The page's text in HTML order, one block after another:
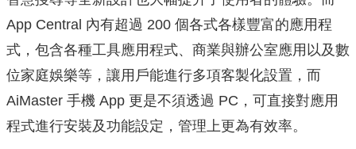
App Central 內有超過 200 個各式各樣豐富的應用程
式，包含各種工具應用程式、商業與辦公室應用以及數
位家庭娛樂等，讓用戶能進行多項客製化設置，而
AiMaster 手機 App 更是不須透過 PC，可直接對應用
程式進行安裝及功能設定，管理上更為有效率。